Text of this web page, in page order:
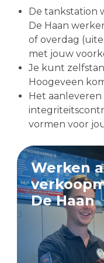
Werken
De Haan
De tankstation
De Haan
of overdag
met jouw
Je kunt
Hoogeveen
Het aanleveren
vormen voor